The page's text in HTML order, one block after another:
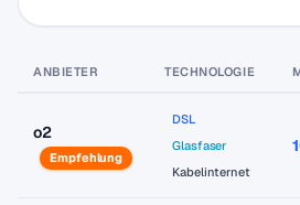
ANBIETER TECHNOLOGIE
o2
Empfehlung
DSL
Glasfaser
Kabelinternet